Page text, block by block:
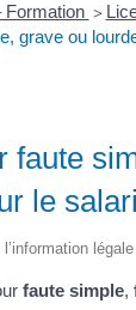
Formation >
grave ou
faute
le
faute simple,